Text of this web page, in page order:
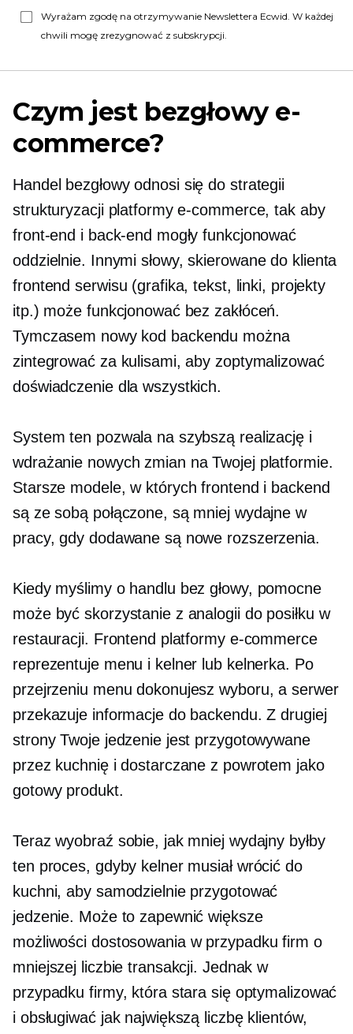
Wyrażam zgodę na otrzymywanie Newslettera Ecwid. W każdej
chwili mogę zrezygnować z subskrypcji.
Czym jest bezgłowy e-
commerce?
Handel bezgłowy odnosi się do strategii
strukturyzacji platformy e-commerce, tak aby
front-end i back-end mogły funkcjonować
oddzielnie. Innymi słowy,skierowane do klienta
frontend serwisu (grafika, tekst, linki, projekty
itp.) może funkcjonować bez zakłóceń.
Tymczasem nowy kod backendu można
zintegrować za kulisami, aby zoptymalizować
doświadczenie dla wszystkich.
System ten pozwala na szybszą realizację i
wdrażanie nowych zmian na Twojej platformie.
Starsze modele, w których frontend i backend
są ze sobą połączone, są mniej wydajne w
pracy, gdy dodawane są nowe rozszerzenia.
Kiedy myślimy o handlu bez głowy, pomocne
może być skorzystanie z analogii do posiłku w
restauracji. Frontend platformy e-commerce
reprezentuje menu i kelner lub kelnerka. Po
przejrzeniu menu dokonujesz wyboru, a serwer
przekazuje informacje do backendu. Z drugiej
strony Twoje jedzenie jest przygotowywane
przez kuchnię i dostarczane z powrotem jako
gotowy produkt.
Teraz wyobraź sobie, jak mniej wydajny byłby
ten proces, gdyby kelner musiał wrócić do
kuchni, aby samodzielnie przygotować
jedzenie. Może to zapewnić większe
możliwości dostosowania w przypadku firm o
mniejszej liczbie transakcji. Jednak w
przypadku firmy, która stara się optymalizować
i obsługiwać jak największą liczbę klientów,